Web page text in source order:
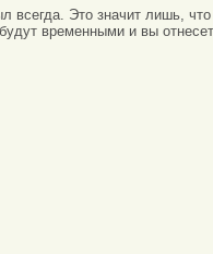
всегда. Это значит лишь,
временными и вы